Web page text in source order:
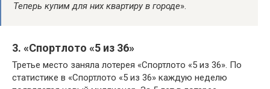
Теперь купим для них квартиру в городе».
3. «Спортлото «5 из 36»
Третье место заняла лотерея «Спортлото «5 из 36». По
статистике в «Спортлото «5 из 36» каждую неделю